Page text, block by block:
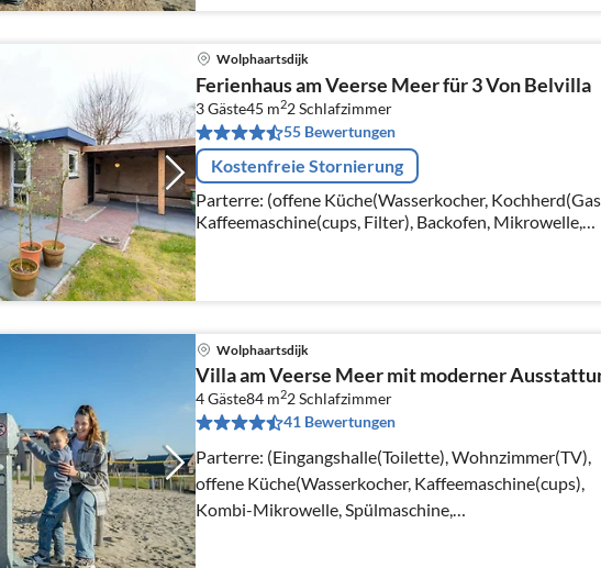
Wolphaartsdijk
Ferienhaus am Veerse Meer für 3 Von Belvilla
3 Gäste45 m22Schlafzimmer
55 Bewertungen
Kostenfreie Stornierung
Parterre: (offene Küche(Wasserkocher,
Kaffeemaschine(cups, Filter), Backofen, Mikrowelle,
Spülmaschine, Kühl-/Gefrierkombination)
Wolphaartsdijk
Villa am Veerse Meer mit moderner
4 Gäste84 m22Schlafzimmer
41 Bewertungen
Parterre: (Eingangshalle(Toilette), Wohnzimmer(TV),
offene Küche(Wasserkocher, Kaffeemaschine(cups),
Kombi-Mikrowelle, Spülmaschine,